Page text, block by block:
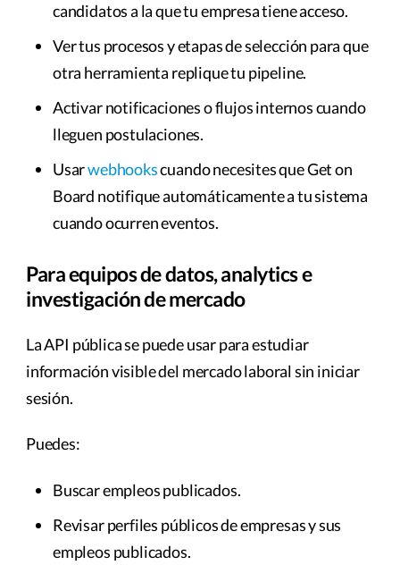
candidatos a la que tu empresa tiene acceso.
Ver tus procesos y etapas de selección para que
otra herramienta replique tu pipeline.
Activar notificaciones o flujos internos cuando
lleguen postulaciones.
Usarwebhookscuando necesites que Get on
Board notifique automáticamente a tu sistema
cuando ocurren eventos.
Para equipos de datos, analytics e
investigación de mercado
La API pública se puede usar para estudiar
información visible del mercado laboral sin iniciar
sesión.
Puedes:
Buscar empleos publicados.
Revisar perfiles públicos de empresas y sus
empleos publicados.